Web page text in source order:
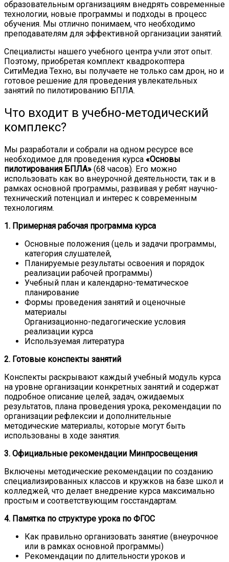
образовательным организациям внедрять современные
технологии, новые программы и подходы в процесс
обучения. Мы отлично понимаем, что необходимо
преподавателям для эффективной организации занятий.
Специалисты нашего учебного центра учли этот опыт.
Поэтому, приобретая комплект квадрокоптера
СитиМедиа Техно, вы получаете не только сам дрон, но и
готовое решение для проведения увлекательных
занятий по пилотированию БПЛА.
Что входит в учебно-методический
комплекс?
Мы разработали и собрали на одном ресурсе все
необходимое для проведения курса «Основы
пилотирования БПЛА» (68 часов). Его можно
использовать как во внеурочной деятельности, так и в
рамках основной программы, развивая у ребят научно-
технический потенциал и интерес к современным
технологиям.
1. Примерная рабочая программа курса
Основные положения (цель и задачи программы,
категория слушателей,
Планируемые результаты освоения и порядок
реализации рабочей программы)
Учебный план и календарно-тематическое
планирование
Формы проведения занятий и оценочные
материалы
Организационно-педагогические условия
реализации курса
Используемая литература
2. Готовые конспекты занятий
Конспекты раскрывают каждый учебный модуль курса
на уровне организации конкретных занятий и содержат
подробное описание целей, задач, ожидаемых
результатов, плана проведения урока, рекомендации по
организации рефлексии и дополнительные
методические материалы, которые могут быть
использованы в ходе занятия.
3. Официальные рекомендации Минпросвещения
Включены методические рекомендации по созданию
специализированных классов и кружков на базе школ и
колледжей, что делает внедрение курса максимально
простым и соответствующим госстандартам.
4. Памятка по структуре урока по ФГОС
Как правильно организовать занятие (внеурочное
или в рамках основной программы)
Рекомендации по длительности уроков и